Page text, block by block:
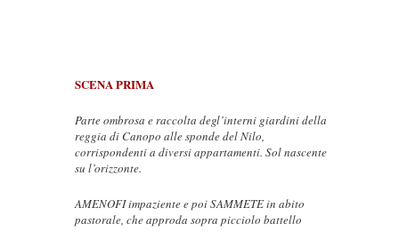
SCENA PRIMA
Parte ombrosa e raccolta degl’interni giardini della
reggia di Canopo alle sponde del Nilo,
corrispondenti a diversi appartamenti. Sol nascente
su l’orizzonte.
AMENOFI impaziente e poi SAMMETE in abito
pastorale, che approda sopra picciolo battello